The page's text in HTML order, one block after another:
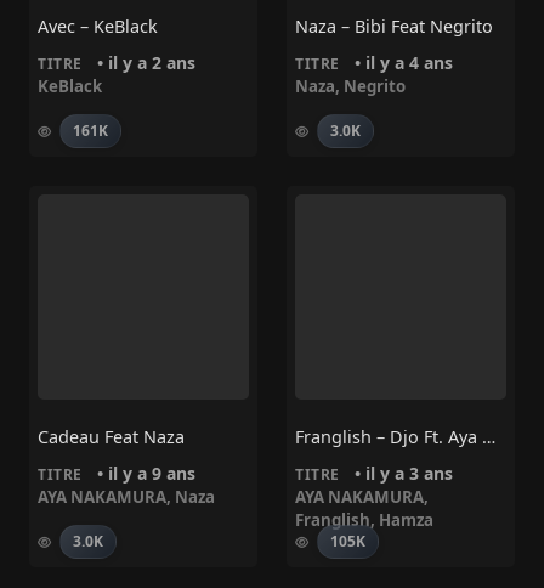
Avec – KeBlack
TITRE • il y a 2 ans
KeBlack
161K
Naza – Bibi Feat Negrito
TITRE • il y a 4 ans
Naza, Negrito
3.0K
Cadeau Feat Naza
TITRE • il y a 9 ans
AYA NAKAMURA, Naza
3.0K
Franglish – Djo Ft. Aya Nakamura, Hamza
TITRE • il y a 3 ans
AYA NAKAMURA,
Franglish, Hamza
105K